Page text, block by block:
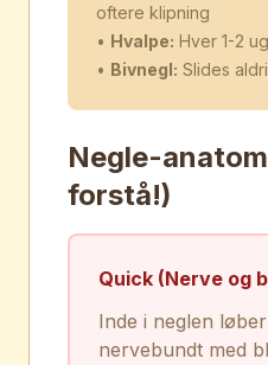
oftere klipning
• Hvalpe: Hver 1-2
• Bivnegl: Slides
Negle-
forstå!)
Quick (Nerve og
Inde i neglen
nervebundt med